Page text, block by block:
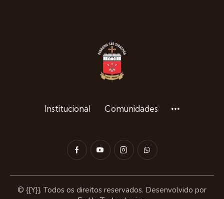
Institucional Comunidades
© {{Y}}. Todos os direitos reservados. Desenvolvido por